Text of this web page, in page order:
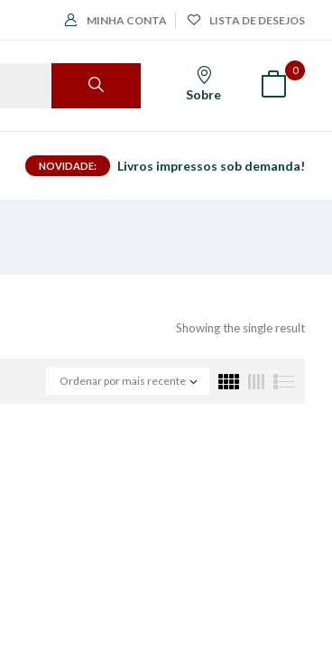
MINHA CONTA LISTA DE DESEJOS
Sobre
0
NOVIDADE: Livros impressos sob demanda!
Showing the single result
Ordenar por mais recente